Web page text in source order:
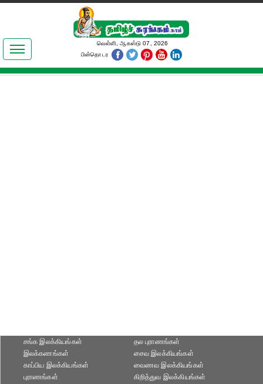
இலக்கியங்கள்
தமிழ் உலகம்
வெள்ளி, ஆகஸ்டு 07, 2026
பின்தொடர
சங்க இலக்கியங்கள்
இலக்கணங்கள்
காப்பிய இலக்கியங்கள்
புராணங்கள்
தல புராணங்கள்
சைவ இலக்கியங்கள்
வைணவ இலக்கியங்கள்
கிறித்துவ இலக்கியங்கள்